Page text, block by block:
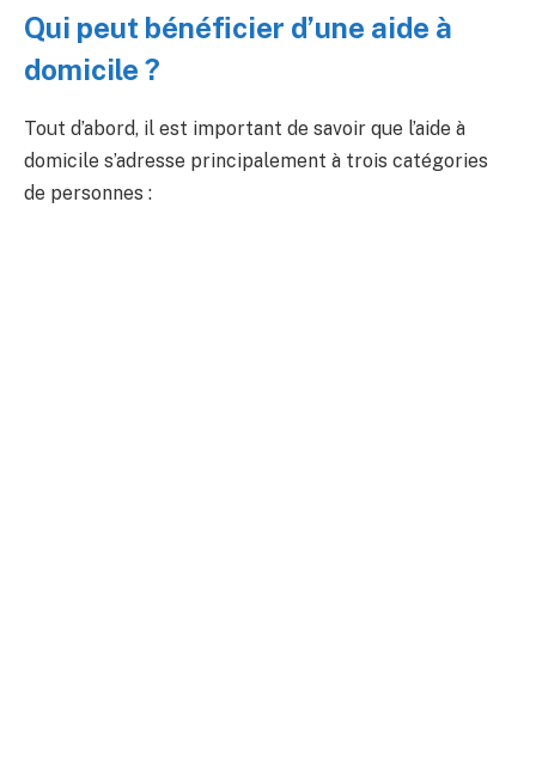
Qui peut bénéficier d’une aide à
domicile ?
Tout d’abord, il est important de savoir que l’aide à
domicile s’adresse principalement à trois catégories
de personnes :